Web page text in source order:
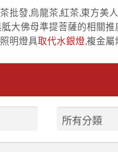
批發,烏龍茶,紅茶,東方美
大佛母準提菩薩的相關推
明燈具取代水銀燈 ,複金屬